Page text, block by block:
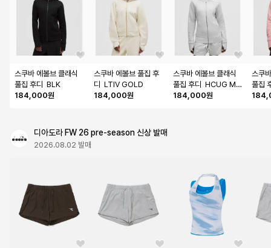
스쿠바 에볼브 클래식
풀집 후디  BLK
184,000원
스쿠바 에볼브 풀집 후
디  LTIV GOLD
184,000원
스쿠바 에볼브 클래식
풀집 후디  HCUG MR
RS
184,000원
스쿠
풀집
디아도라 FW 26 pre-season 신상 발매
2026.08.02 발매